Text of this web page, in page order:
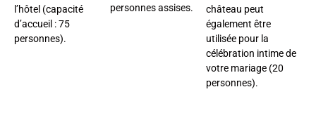
l’hôtel (capacité
d’accueil : 75
personnes).
personnes assises.
château peut
également être
utilisée pour la
célébration intime de
votre mariage (20
personnes).